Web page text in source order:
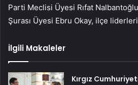
Parti Meclisi Üyesi Rıfat
Şurası Üyesi Ebru Okay, ilçe
İlgili Makaleler
Kırgız